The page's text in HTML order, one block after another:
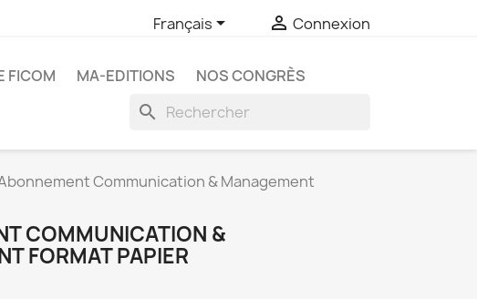
Français  Connexion
FICOM MA-EDITIONS NOS CONGRÈS
search
Communication & Management
COMMUNICATION &
FORMAT PAPIER